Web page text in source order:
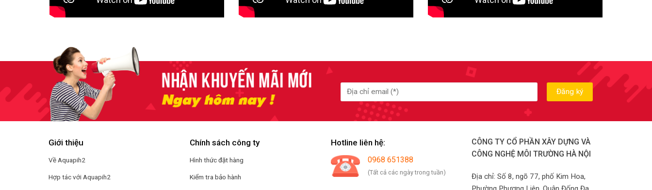
Giới thiệu
Về Aquapih2
Hợp tác với Aquapih2
Chính sách công ty
Hình thức đặt hàng
Kiểm tra bảo hành
Hotline liên hệ:
0968 651388
(Tất cả các ngày trong tuần)
CÔNG TY CỔ PHẦN XÂY DỰNG VÀ
CÔNG NGHỆ MÔI TRƯỜNG HÀ NỘI
Địa chỉ: Số 8, ngõ 77, phố Kim Hoa,